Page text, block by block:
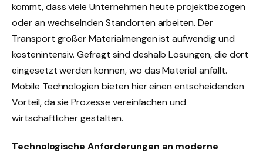
kommt, dass viele Unternehmen heute projektbezogen
oder an wechselnden Standorten arbeiten. Der
Transport großer Materialmengen ist aufwendig und
kostenintensiv. Gefragt sind deshalb Lösungen, die dort
eingesetzt werden können, wo das Material anfällt.
Mobile Technologien bieten hier einen entscheidenden
Vorteil, da sie Prozesse vereinfachen und
wirtschaftlicher gestalten.
Technologische Anforderungen an moderne